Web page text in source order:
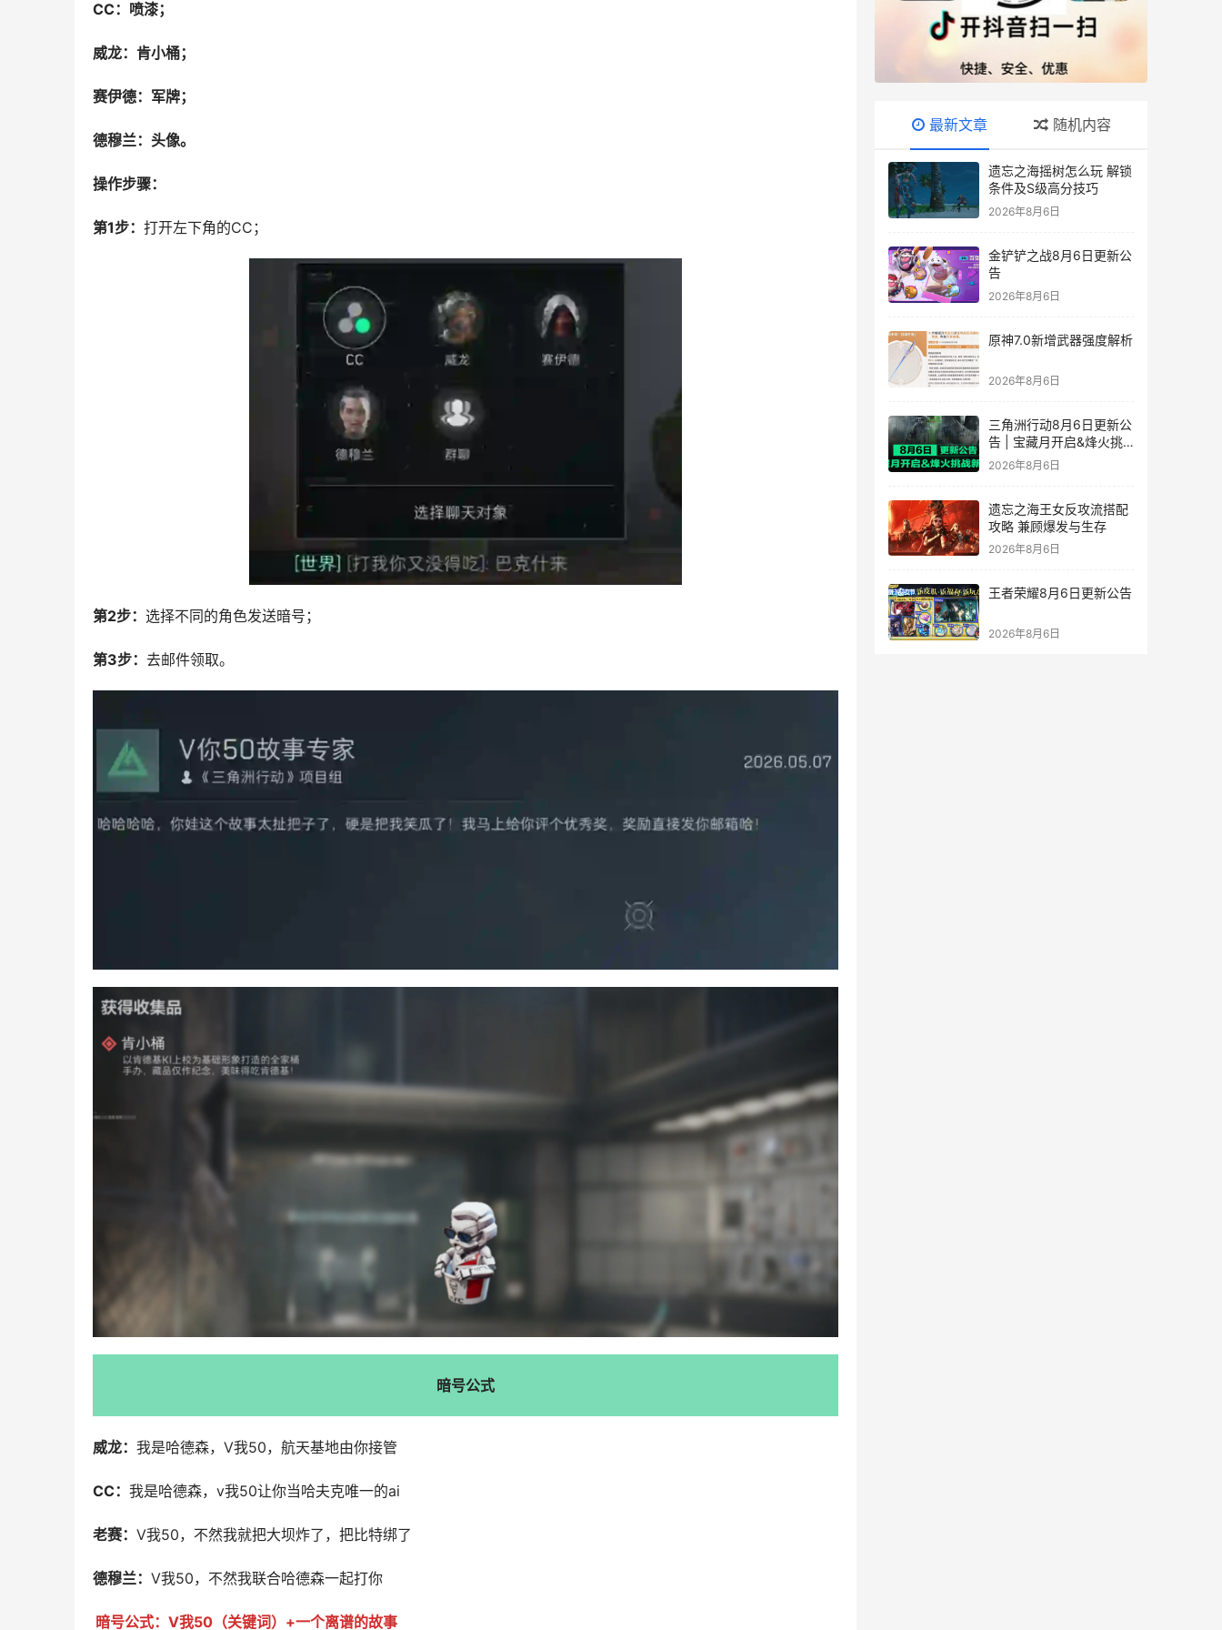
CC：喷漆；
威龙：肯小桶；
赛伊德：军牌；
德穆兰：头像。
操作步骤：
第1步： 打开左下角的CC；
第2步： 选择不同的角色发送暗号；
第3步： 去邮件领取。
暗号公式
威龙： 我是哈德森，V我50，航天基地由你接管
CC： 我是哈德森，v我50让你当哈夫克唯一的ai
老赛： V我50，不然我就把大坝炸了，把比特绑了
德穆兰： V我50，不然我联合哈德森一起打你
暗号公式：V我50（关键词）+一个离谱的故事
最新文章 随机内容
遗忘之海摇树怎么玩 解锁
条件及S级高分技巧
2026年8月6日
金铲铲之战8月6日更新公
告
2026年8月6日
原神7.0新增武器强度解析
2026年8月6日
三角洲行动8月6日更新公
告 | 宝藏月开启&烽火挑
战新赛段！
2026年8月6日
遗忘之海王女反攻流搭配
攻略 兼顾爆发与生存
2026年8月6日
王者荣耀8月6日更新公告
2026年8月6日